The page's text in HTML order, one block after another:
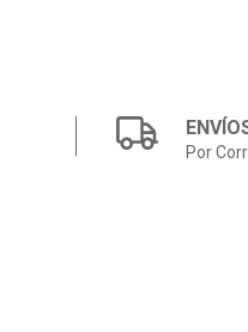
Por